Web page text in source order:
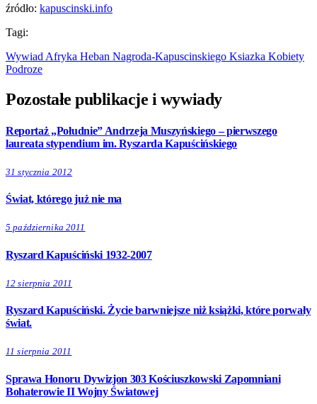
źródło: kapuscinski.info
Tagi:
Wywiad Afryka Heban Nagroda-Kapuscinskiego Ksiazka Kobiety
Podroze
Pozostałe publikacje i wywiady
Reportaż „Południe” Andrzeja Muszyńskiego – pierwszego
laureata stypendium im. Ryszarda Kapuścińskiego
31 stycznia 2012
Świat, którego już nie ma
5 października 2011
Ryszard Kapuściński 1932-2007
12 sierpnia 2011
Ryszard Kapuściński. Życie barwniejsze niż książki, które porwały
świat.
11 sierpnia 2011
Sprawa Honoru Dywizjon 303 Kościuszkowski Zapomniani
Bohaterowie II Wojny Światowej